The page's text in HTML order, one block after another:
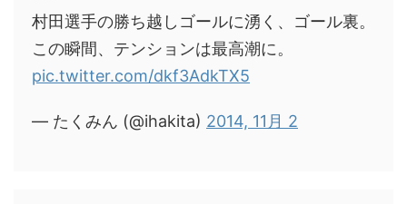
村田選手の勝ち越しゴールに湧く、ゴール裏。
この瞬間、テンションは最高潮に。
pic.twitter.com/dkf3AdkTX5
— たくみん (@ihakita) 2014, 11月 2